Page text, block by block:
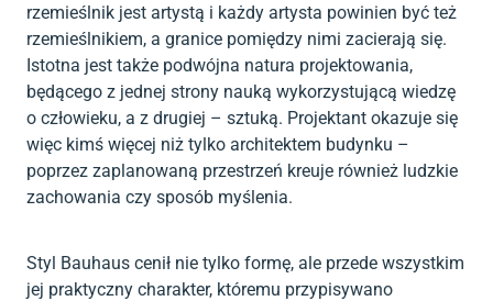
rzemieślnik jest artystą i każdy artysta powinien być też
rzemieślnikiem, a granice pomiędzy nimi zacierają się.
Istotna jest także podwójna natura projektowania,
będącego z jednej strony nauką wykorzystującą wiedzę
o człowieku, a z drugiej – sztuką. Projektant okazuje się
więc kimś więcej niż tylko architektem budynku –
poprzez zaplanowaną przestrzeń kreuje również ludzkie
zachowania czy sposób myślenia.
Styl Bauhaus cenił nie tylko formę, ale przede wszystkim
jej praktyczny charakter, któremu przypisywano